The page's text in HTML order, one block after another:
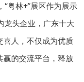
粤林+”展区作为展示
龙头企业，广东十大
喜人，不仅成为优质
赢的交流平台，释放